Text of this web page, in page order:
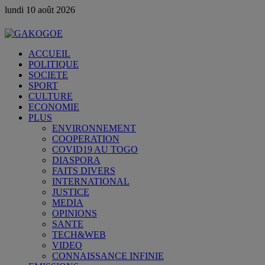
lundi 10 août 2026
ACCUEIL
POLITIQUE
SOCIETE
SPORT
CULTURE
ECONOMIE
PLUS
ENVIRONNEMENT
COOPERATION
COVID19 AU TOGO
DIASPORA
FAITS DIVERS
INTERNATIONAL
JUSTICE
MEDIA
OPINIONS
SANTE
TECH&WEB
VIDEO
CONNAISSANCE INFINIE